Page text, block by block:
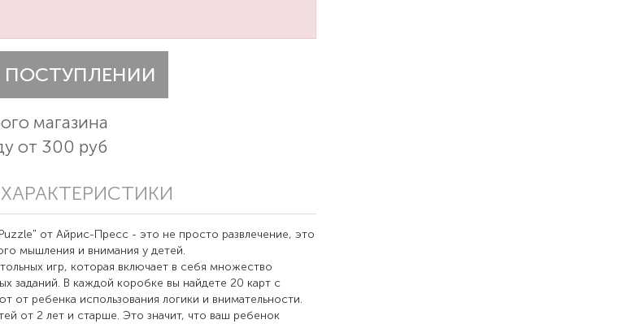
магазина
от 300 руб
ХАРАКТЕРИСТИКИ
от Айрис-Пресс - это не просто развлечение, это
мышления и внимания у детей.
игр, которая включает в себя множество
заданий. В каждой коробке вы найдете 20 карт с
от ребенка использования логики и внимательности.
от 2 лет и старше. Это значит, что ваш ребенок